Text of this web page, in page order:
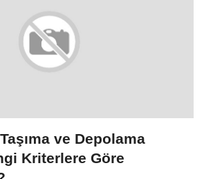
ve Depolama
Kriterlere Göre